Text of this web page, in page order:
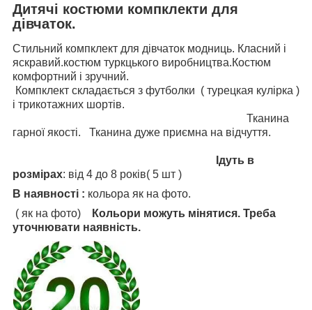
Дитячі костюми компклекти для
дівчаток.
Стильний компклект для дівчаток модниць. Класний і
яскравий.костюм туркцького виробництва.Костюм
комфортний і зручний.
Компклект складається з футболки ( турецкая кулірка )
і трикотажних шортів.
Тканина
гарної якості. Тканина дуже приємна на відчуття.
Ідуть в
розмірах: від 4 до 8 років( 5 шт )
В наявності : кольора як на фото.
( як на фото)
Кольори можуть мінятися. Треба
уточнювати наявність.